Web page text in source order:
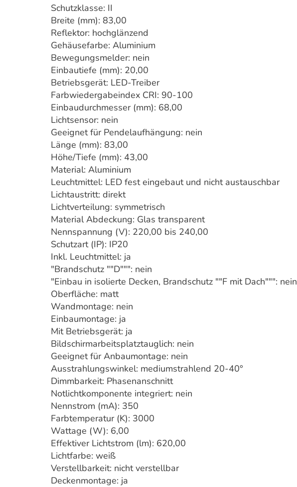
Schutzklasse: II
Breite (mm): 83,00
Reflektor: hochglänzend
Gehäusefarbe: Aluminium
Bewegungsmelder: nein
Einbautiefe (mm): 20,00
Betriebsgerät: LED-Treiber
Farbwiedergabeindex CRI: 90-100
Einbaudurchmesser (mm): 68,00
Lichtsensor: nein
Geeignet für Pendelaufhängung: nein
Länge (mm): 83,00
Höhe/Tiefe (mm): 43,00
Material: Aluminium
Leuchtmittel: LED fest eingebaut und nicht austauschbar
Lichtaustritt: direkt
Lichtverteilung: symmetrisch
Material Abdeckung: Glas transparent
Nennspannung (V): 220,00 bis 240,00
Schutzart (IP): IP20
Inkl. Leuchtmittel: ja
"Brandschutz ""D""": nein
"Einbau in isolierte Decken, Brandschutz ""F mit Dach""": nein
Oberfläche: matt
Wandmontage: nein
Einbaumontage: ja
Mit Betriebsgerät: ja
Bildschirmarbeitsplatztauglich: nein
Geeignet für Anbaumontage: nein
Ausstrahlungswinkel: mediumstrahlend 20-40°
Dimmbarkeit: Phasenanschnitt
Notlichtkomponente integriert: nein
Nennstrom (mA): 350
Farbtemperatur (K): 3000
Wattage (W): 6,00
Effektiver Lichtstrom (lm): 620,00
Lichtfarbe: weiß
Verstellbarkeit: nicht verstellbar
Deckenmontage: ja